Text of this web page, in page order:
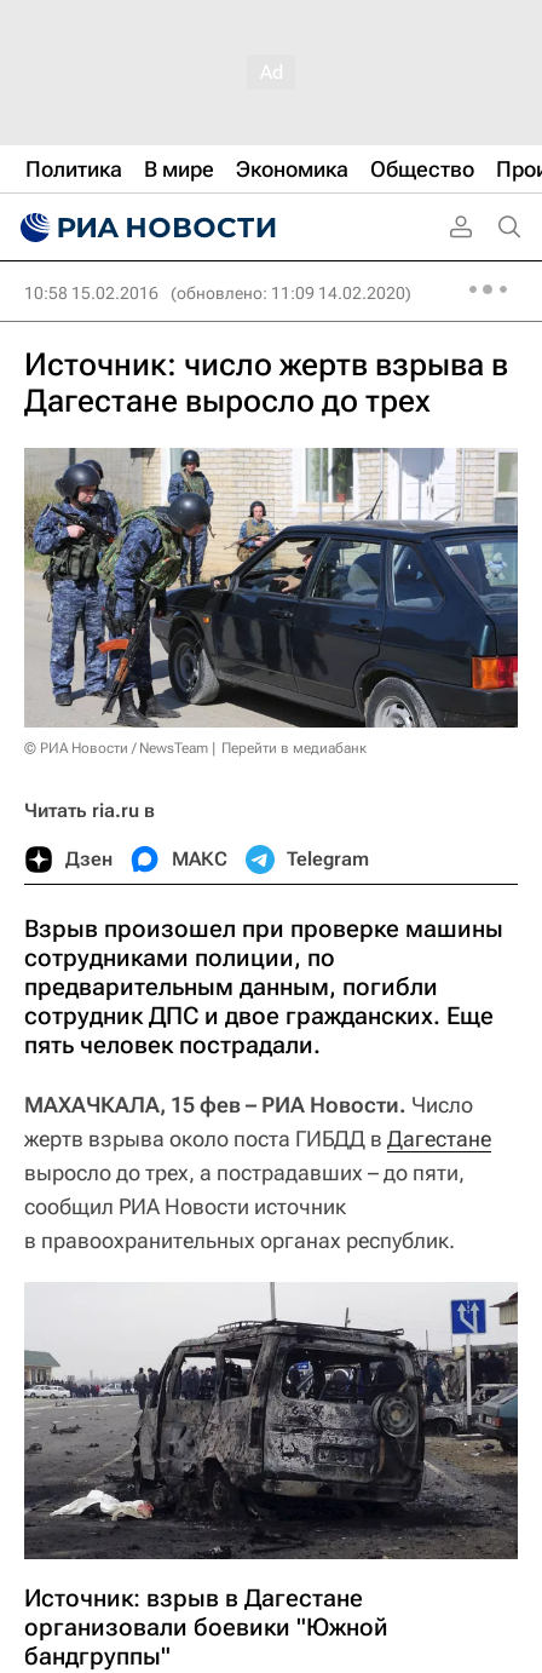
Политика В мире Экономика Общество
10:58 15.02.2016 (обновлено: 11:09 14.02.2020)
Источник: число жертв взрыва в
Дагестане выросло до трех
© РИА Новости / NewsTeam Перейти в медиабанк
Читать ria.ru в
Дзен МАКС Telegram
Взрыв произошел при проверке машины
сотрудниками полиции, по
предварительным данным, погибли
сотрудник ДПС и двое гражданских. Еще
пять человек пострадали.
МАХАЧКАЛА, 15 фев – РИА Новости. Число
жертв взрыва около поста ГИБДД в Дагестане
выросло до трех, а пострадавших – до пяти,
сообщил РИА Новости источник
в правоохранительных органах республик.
Источник: взрыв в Дагестане
организовали боевики "Южной
бандгруппы"